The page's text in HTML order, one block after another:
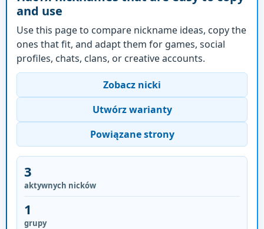
and use
Use this page to compare nickname ideas, copy the
ones that fit, and adapt them for games, social
profiles, chats, clans, or creative accounts.
Zobacz nicki
Utwórz warianty
Powiązane strony
3
aktywnych nicków
1
grupy